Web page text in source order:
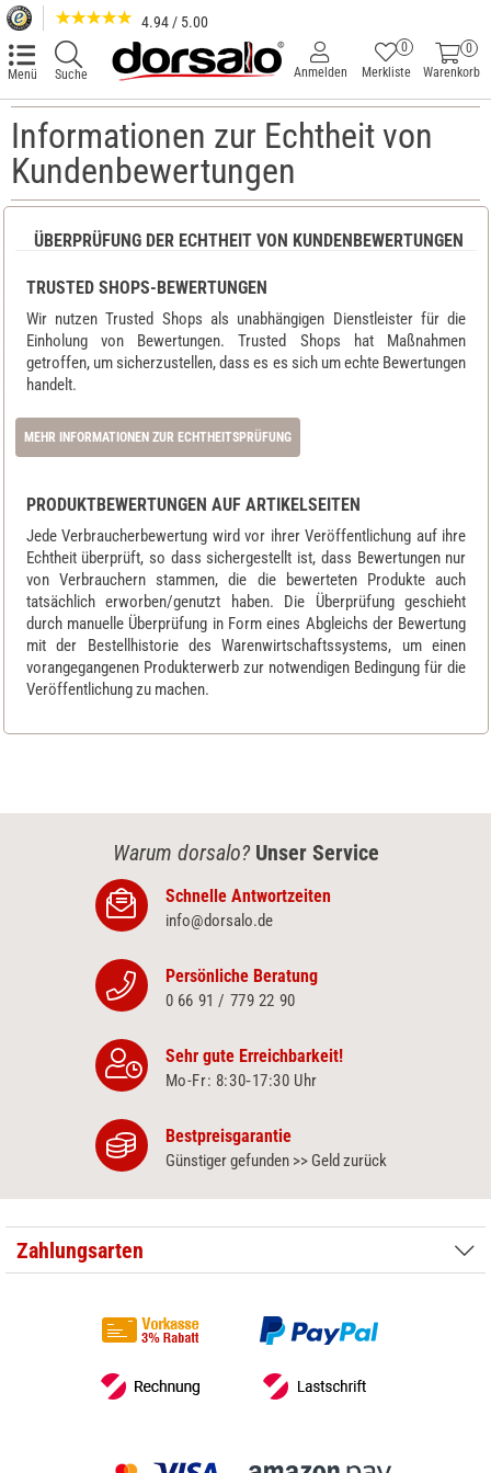
4.94 / 5.00
Menü Suche
0
Warenkorb
Merkliste
0
Anmelden
Informationen zur Echtheit von
Kundenbewertungen
ÜBERPRÜFUNG DER ECHTHEIT VON KUNDENBEWERTUNGEN
TRUSTED SHOPS-BEWERTUNGEN
Wir nutzen Trusted Shops als unabhängigen Dienstleister für die
Einholung von Bewertungen. Trusted Shops hat Maßnahmen
getroffen, um sicherzustellen, dass es es sich um echte Bewertungen
handelt.
MEHR INFORMATIONEN ZUR ECHTHEITSPRÜFUNG
PRODUKTBEWERTUNGEN AUF ARTIKELSEITEN
Jede Verbraucherbewertung wird vor ihrer Veröffentlichung auf ihre
Echtheit überprüft, so dass sichergestellt ist, dass Bewertungen nur
von Verbrauchern stammen, die die bewerteten Produkte auch
tatsächlich erworben/genutzt haben. Die Überprüfung geschieht
durch manuelle Überprüfung in Form eines Abgleichs der Bewertung
mit der Bestellhistorie des Warenwirtschaftssystems, um einen
vorangegangenen Produkterwerb zur notwendigen Bedingung für die
Veröffentlichung zu machen.
Warum dorsalo? Unser Service
Schnelle Antwortzeiten
info@dorsalo.de
Persönliche Beratung
0 66 91 / 779 22 90
Sehr gute Erreichbarkeit!
Mo-Fr: 8:30‑17:30 Uhr
Bestpreisgarantie
Günstiger gefunden >> Geld zurück
Zahlungsarten